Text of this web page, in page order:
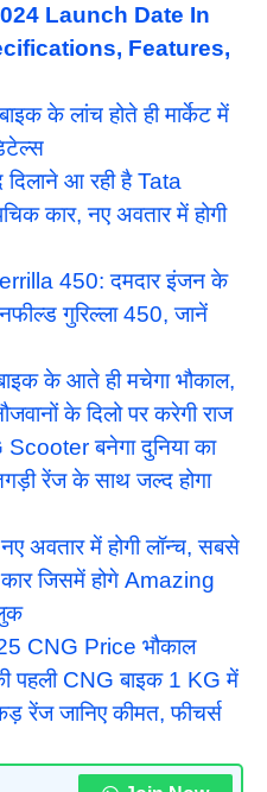
Launch Date In
Features,
के लांच होते ही मार्केट में
दिलाने आ रही है Tata
कार, नए अवतार में होगी
450: दमदार इंजन के
गुरिल्ला 450, जानें
के आते ही मचेगा भौकाल,
के दिलो पर करेगी राज
बनेगा दुनिया का
रेंज के साथ जल्द होगा
अवतार में होगी लॉन्च, सबसे
जिसमें होगे Amazing
CNG Price भौकाल
पहली CNG बाइक 1 KG में
रेंज जानिए कीमत, फीचर्स